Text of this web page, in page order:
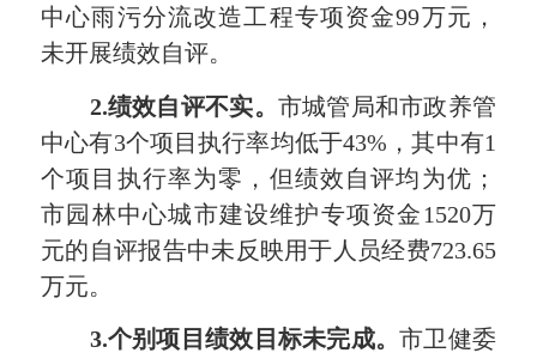
中心雨污分流改造工程专项资金99万元，
未开展绩效自评。
2.绩效自评不实。 市城管局和市政养管
中心有3个项目执行率均低于43%，其中有1
个项目执行率为零，但绩效自评均为优；
市园林中心城市建设维护专项资金1520万
元的自评报告中未反映用于人员经费723.65
万元。
3.个别项目绩效目标未完成。市卫健委